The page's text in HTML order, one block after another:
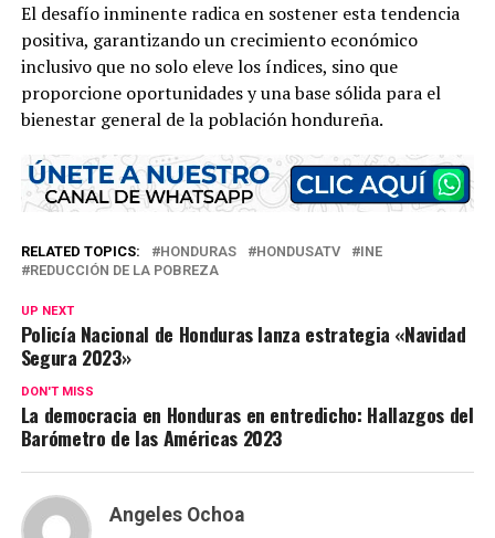
El desafío inminente radica en sostener esta tendencia
positiva, garantizando un crecimiento económico
inclusivo que no solo eleve los índices, sino que
proporcione oportunidades y una base sólida para el
bienestar general de la población hondureña.
RELATED TOPICS: HONDURAS HONDUSATV
INE
REDUCCIÓN DE LA POBREZA
UP NEXT
Policía Nacional de Honduras lanza estrategia «Navidad
Segura 2023»
DON'T MISS
La democracia en Honduras en entredicho: Hallazgos del
Barómetro de las Américas 2023
Angeles Ochoa